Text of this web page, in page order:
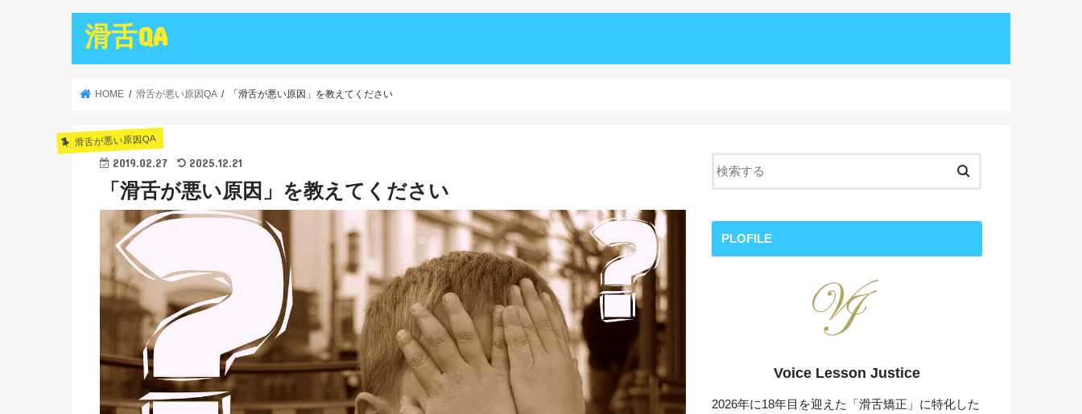
滑舌QA
HOME 滑舌が悪い原因QA 「滑舌が悪い原因」を教えてください
滑舌が悪い原因QA
2019.02.27 2025.12.21
「滑舌が悪い原因」を教えてください
PLOFILE
Voice Lesson Justice
2026年に18年目を迎えた「滑舌矯正」に特化した